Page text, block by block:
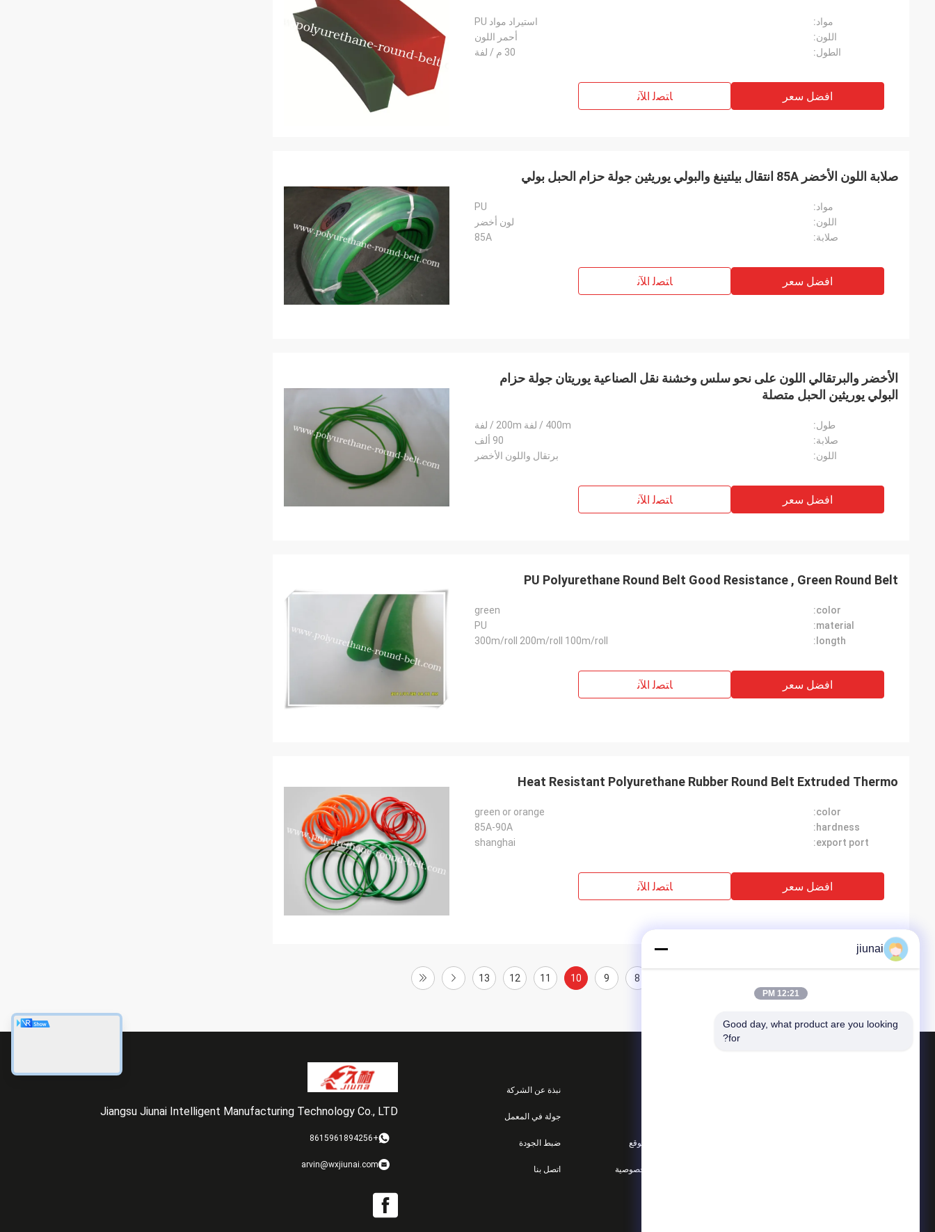
مواد:
استيراد مواد PU
اللون:
أحمر اللون
الطول:
30 م / لفة
افضل سعر ﺎﺘﺼﻟ ﺍﻶﻧ
صلابة اللون الأخضر 85A انتقال بيلتينغ والبولي يوريثين جولة حزام الحبل بولي
مواد:
PU
اللون:
لون أخضر
صلابة:
85A
افضل سعر ﺎﺘﺼﻟ ﺍﻶﻧ
الأخضر والبرتقالي اللون على نحو سلس وخشنة نقل الصناعية يوريتان جولة حزام
البولي يوريثين الحبل متصلة
طول:
400m / لفة 200m / لفة
صلابة:
90 ألف
اللون:
برتقال واللون الأخضر
افضل سعر ﺎﺘﺼﻟ ﺍﻶﻧ
PU Polyurethane Round Belt Good Resistance , Green Round Belt
color:
green
material:
PU
longth:
300m/roll 200m/roll 100m/roll
افضل سعر ﺎﺘﺼﻟ ﺍﻶﻧ
Heat Resistant Polyurethane Rubber Round Belt Extruded Thermo
color:
green or orange
hardness:
85A-90A
export port:
shanghai
افضل سعر ﺎﺘﺼﻟ ﺍﻶﻧ
8
9
10
11
12
13
Jiangsu Jiunai Intelligent Manufacturing Technology Co., LTD
+8615961894256
arvin@wxjiunai.com
نبذة عن الشركة
جولة في المعمل
ضبط الجودة
اتصل بنا
خريطة الموقع
سياسة الخصوصية
jiunai
12:21 PM
Good day, what product are you looking
for?